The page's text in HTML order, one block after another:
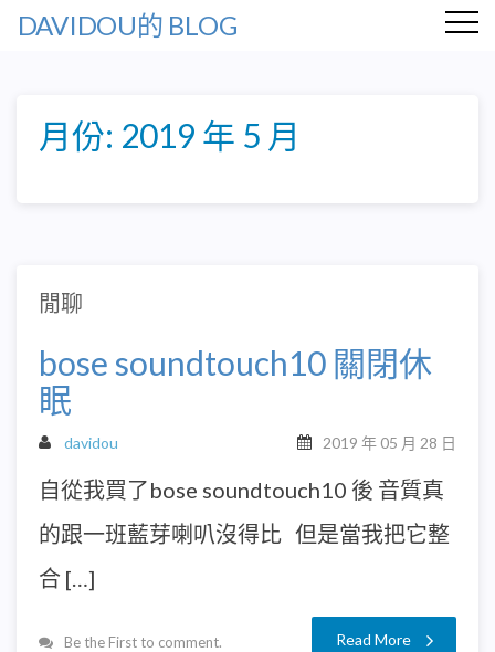
DAVIDOU的 BLOG
月份: 2019 年 5 月
閒聊
bose soundtouch10 關閉休
眠
davidou 2019 年 05 月 28 日
自從我買了bose soundtouch10 後 音質真
的跟一班藍芽喇叭沒得比 但是當我把它整
合 […]
Be the First to comment. Read More